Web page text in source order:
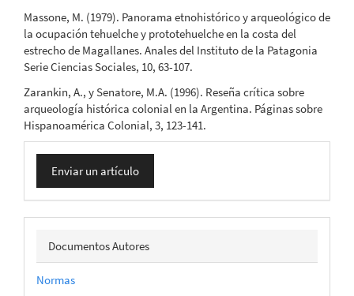
Massone, M. (1979). Panorama etnohistórico y arqueológico de
la ocupación tehuelche y prototehuelche en la costa del
estrecho de Magallanes. Anales del Instituto de la Patagonia
Serie Ciencias Sociales, 10, 63-107.
Zarankin, A., y Senatore, M.A. (1996). Reseña crítica sobre
arqueología histórica colonial en la Argentina. Páginas sobre
Hispanoamérica Colonial, 3, 123-141.
Enviar
un
artículo
Enviar un artículo
docautor
Documentos Autores
Normas